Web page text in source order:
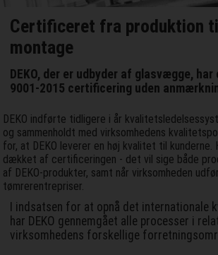
Certificeret fra produktion
montage
DEKO, der er udbyder af glasvægge, har
9001-2015 certificering uden
DEKO indførte tidligere i år
og sammenholdt med virksomhedens
for, at DEKO leverer en høj kvalitet til kunderne.
dækket af certificeringen - det vil sige både
af DEKO-produkter, samt når virksomheden
tømrerentrepriser.
I indsatsen for at opnå det internationale
har DEKO gennemgået alle processer i
virksomhedens forskellige